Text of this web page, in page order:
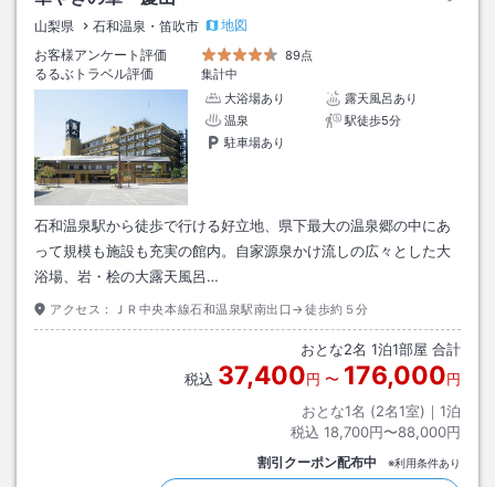
山梨県 石和温泉・笛吹市
地図
お客様アンケート評価
89点
るるぶトラベル評価
集計中
大浴場あり
露天風呂あり
温泉
駅徒歩5分
駐車場あり
石和温泉駅から徒歩で行ける好立地、県下最大の温泉郷の中にあ
って規模も施設も充実の館内。自家源泉かけ流しの広々とした大
浴場、岩・桧の大露天風呂…
アクセス： ＪＲ中央本線石和温泉駅南出口→徒歩約５分
おとな2名 1泊1部屋 合計
税込 37,400円 〜 176,000円
おとな1名 (2名1室)｜ 1泊
税込 18,700円〜88,000円
割引クーポン配布中 ※利用条件あり